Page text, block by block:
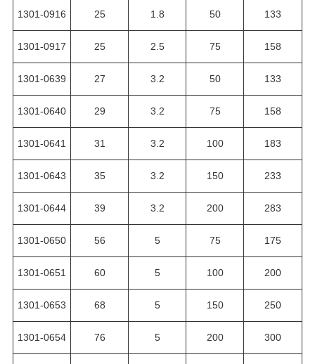
1301-0916 25 1.8 50 133
1301-0917 25 2.5 75 158
1301-0639 27 3.2 50 133
1301-0640 29 3.2 75 158
1301-0641 31 3.2 100 183
1301-0643 35 3.2 150 233
1301-0644 39 3.2 200 283
1301-0650 56 5 75 175
1301-0651 60 5 100 200
1301-0653 68 5 150 250
1301-0654 76 5 200 300